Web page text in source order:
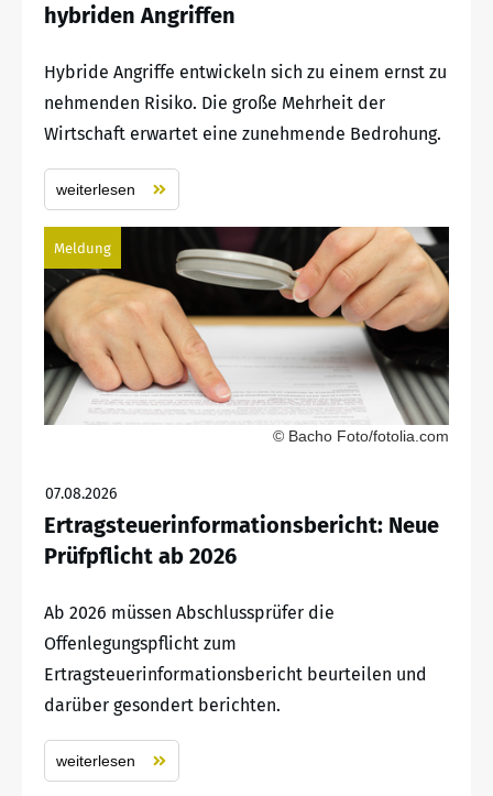
hybriden Angriffen
Hybride Angriffe entwickeln sich zu einem ernst zu
nehmenden Risiko. Die große Mehrheit der
Wirtschaft erwartet eine zunehmende Bedrohung.
weiterlesen
Meldung
© Bacho Foto/fotolia.com
07.08.2026
Ertragsteuerinformationsbericht: Neue
Prüfpflicht ab 2026
Ab 2026 müssen Abschlussprüfer die
Offenlegungspflicht zum
Ertragsteuerinformationsbericht beurteilen und
darüber gesondert berichten.
weiterlesen